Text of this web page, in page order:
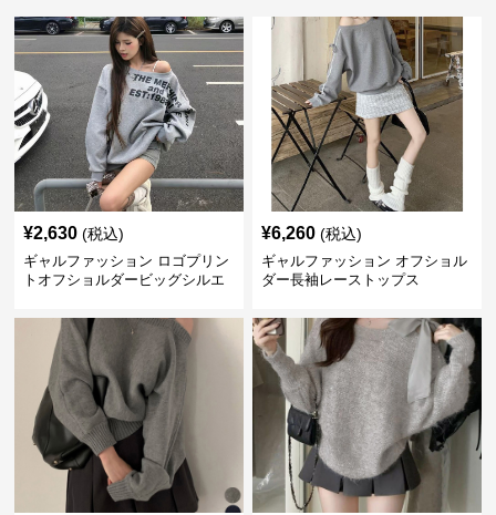
¥2,630 (税込)
ギャルファッション ロゴプリン
トオフショルダービッグシルエ
¥6,260 (税込)
ギャルファッション オフショル
ダー長袖レーストップス